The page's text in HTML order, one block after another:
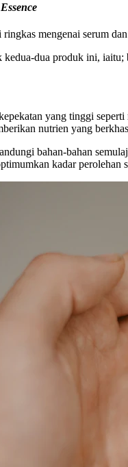
Essence
mengenai serum dan
kedua-dua produk ini,
yang tinggi seperti
nutrien yang
bahan-bahan
kadar perolehan